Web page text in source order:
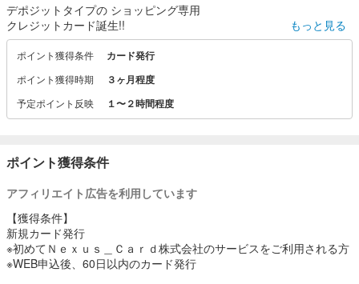
デポジットタイプの ショッピング専用
クレジットカード誕生!!
もっと見る
ポイント獲得条件 カード発行
ポイント獲得時期 ３ヶ月程度
予定ポイント反映 １〜２時間程度
ポイント獲得条件
アフィリエイト広告を利用しています
【獲得条件】
新規カード発行
※初めてＮｅｘｕｓ＿Ｃａｒｄ株式会社のサービスをご利用される方
※WEB申込後、60日以内のカード発行